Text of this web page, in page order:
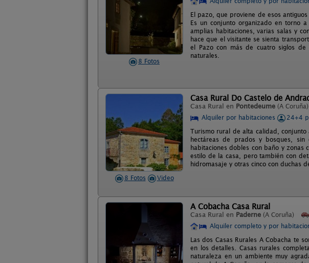
8 Fotos
El pazo, que proviene de esos
Es un conjunto organizado en torno
amplias habitaciones, varias salas y
hace que el visitante se sienta
el Pazo con más de cuatro siglos
naturales.
8 Fotos Video
Casa Rural Do Castelo de
Casa Rural en Pontedeume (A Coruña)
Alquiler por habitaciones
24+4
Turismo rural de alta calidad,
hectáreas de prados y bosques, sin
habitaciones dobles con baño y zonas
estilo de la casa, pero también con
hidromasaje y otras cinco con duchas
A Cobacha Casa Rural
Casa Rural en Paderne (A Coruña)
Alquiler completo y por
Las dos Casas Rurales A Cobacha te
en los detalles. Casas rurales
naturaleza en un ambiente muy